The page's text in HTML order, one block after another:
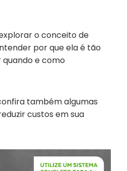
o conceito de
por que ela é tão
e como
também algumas
custos em sua